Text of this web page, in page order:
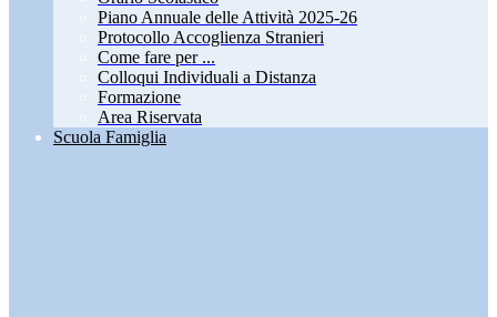
Piano Annuale delle Attività 2025-26
Protocollo Accoglienza Stranieri
Come fare per ...
Colloqui Individuali a Distanza
Formazione
Area Riservata
Scuola Famiglia